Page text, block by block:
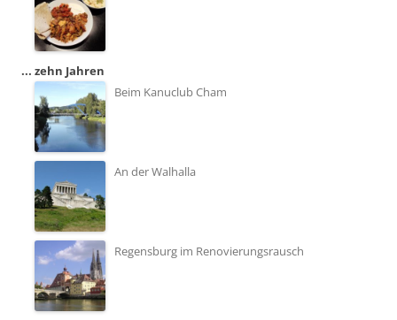
... zehn Jahren
Beim Kanuclub Cham
An der Walhalla
Regensburg im Renovierungsrausch